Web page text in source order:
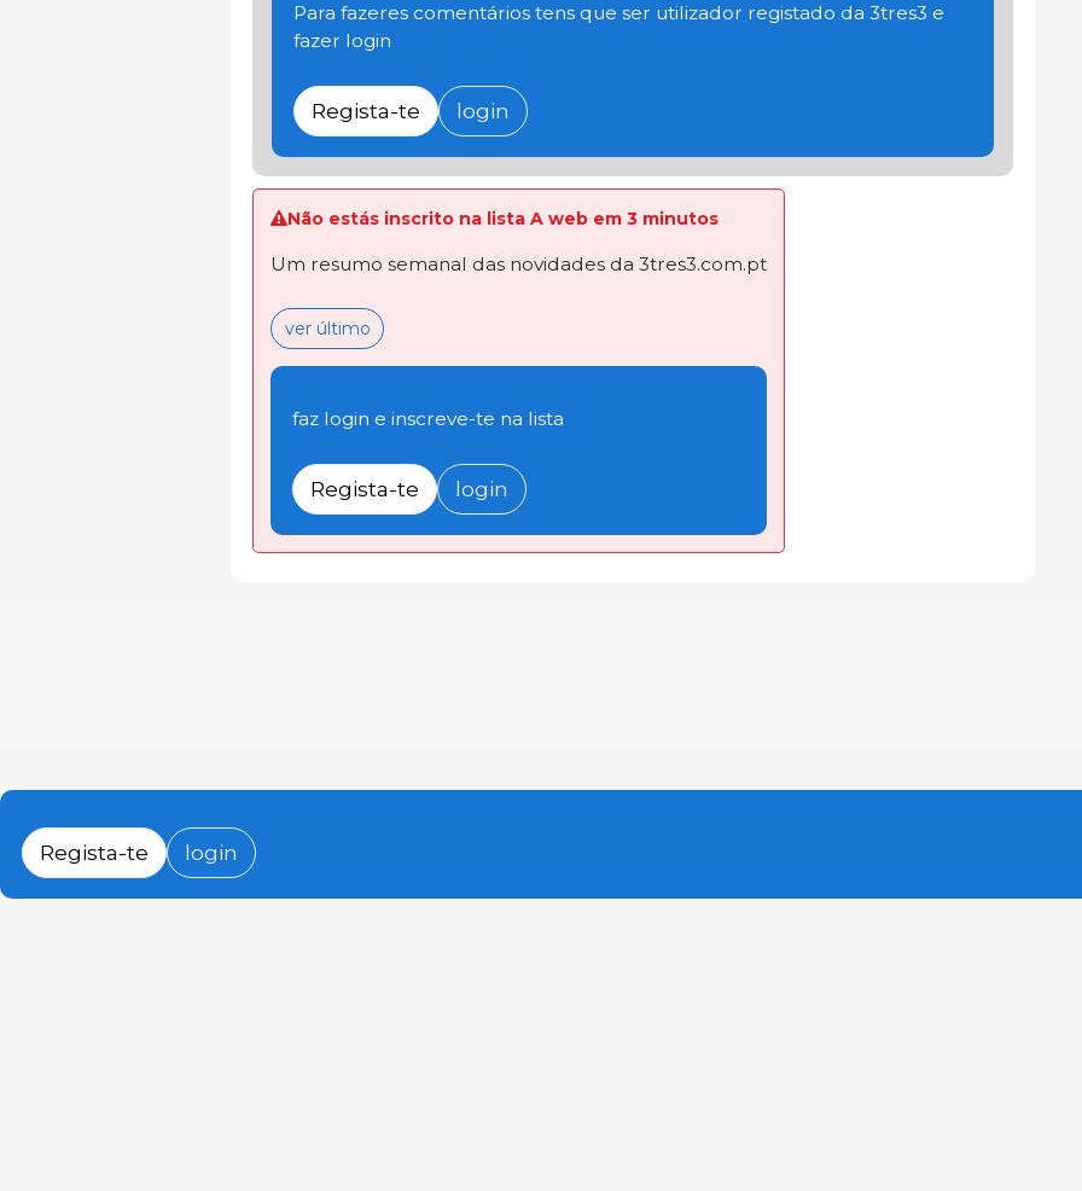
Para fazeres comentários tens que ser utilizador registado da 3tres3 e
fazer login
Regista-te login
Não estás inscrito na lista A web em 3 minutos
Um resumo semanal das novidades da 3tres3.com.pt
ver último
faz login e inscreve-te na lista
Regista-te login
Regista-te login